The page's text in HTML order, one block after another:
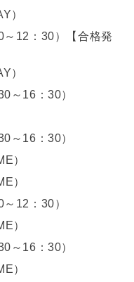
）
～12：30）【合格発
）
～16：30）
～16：30）
）
）
12：30）
）
～16：30）
）